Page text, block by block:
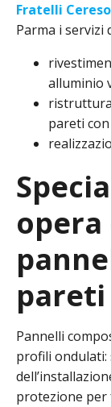
Fratelli
Parma i servizi
alluminio
pareti
opera
Pannelli
profili ondulati:
protezione per